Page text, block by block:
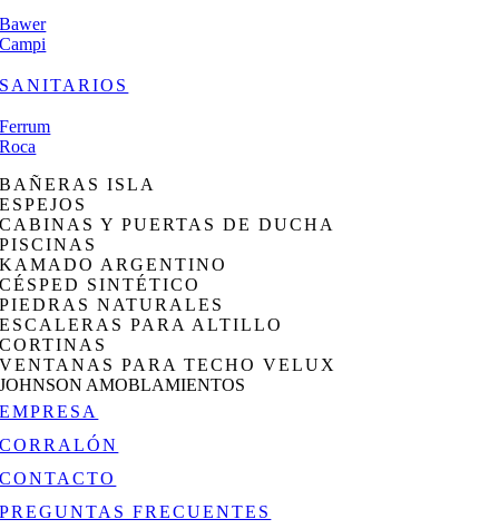
Bawer
Campi
SANITARIOS
Ferrum
Roca
BAÑERAS ISLA
ESPEJOS
CABINAS Y PUERTAS DE DUCHA
PISCINAS
KAMADO ARGENTINO
CÉSPED SINTÉTICO
PIEDRAS NATURALES
ESCALERAS PARA ALTILLO
CORTINAS
VENTANAS PARA TECHO VELUX
JOHNSON AMOBLAMIENTOS
EMPRESA
CORRALÓN
CONTACTO
PREGUNTAS FRECUENTES